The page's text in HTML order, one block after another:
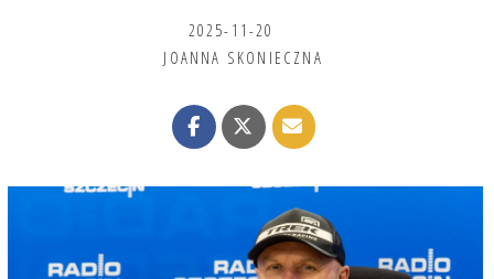
2025-11-20
JOANNA SKONIECZNA